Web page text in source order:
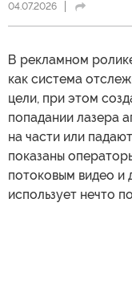
04.07.2026
В рекламном
как система
цели, при этом
попадании лазера
на части или
показаны
потоковым видео и
использует нечто